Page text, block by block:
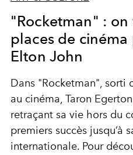
"Rocketman" :
places de
Elton John
Dans "Rocketman", sorti
au cinéma, Taron
retraçant sa vie hors du
premiers succès jusqu’à
internationale. Pour